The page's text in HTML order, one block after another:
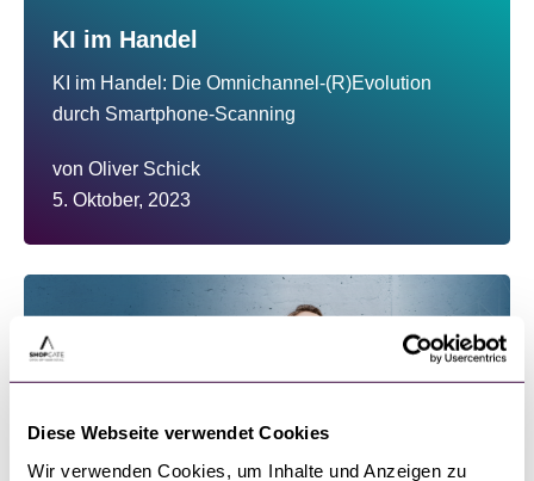
Diese Webseite verwendet Cookies
Wir verwenden Cookies, um Inhalte und Anzeigen zu
KI im Handel
KI im Handel: Die Omnichannel-(R)Evolution
durch Smartphone-Scanning
von Oliver Schick
5. Oktober, 2023